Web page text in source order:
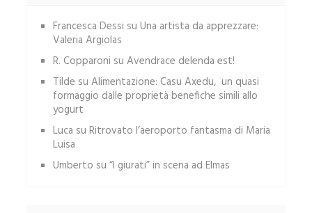
Francesca Dessi su Una artista da apprezzare:
Valeria Argiolas
R. Copparoni su Avendrace delenda est!
Tilde su Alimentazione: Casu Axedu, un quasi
formaggio dalle proprietà benefiche simili allo
yogurt
Luca su Ritrovato l’aeroporto fantasma di Maria
Luisa
Umberto su “I giurati” in scena ad Elmas